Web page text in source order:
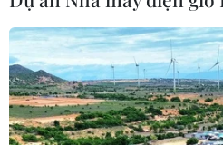
05/08/2026 03:26
Báo Argentina nói ngành
công nghệ cao Việt Nam
nước ngoài